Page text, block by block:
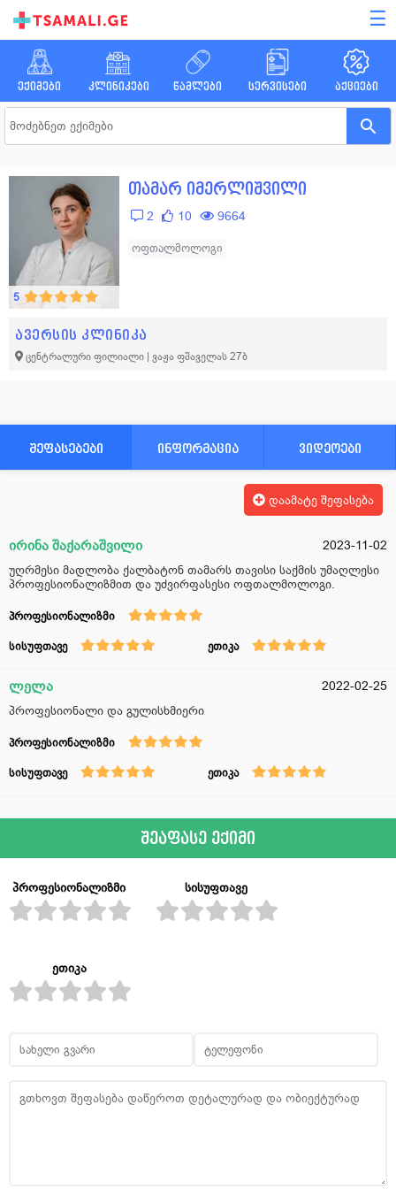
☰
ექიმები კლინიკები წამლები სერვისები აქციები
5
თამარ იმერლიშვილი
2 10 9664
ოფთალმოლოგი
ავერსის კლინიკა
ცენტრალური ფილიალი | ვაჟა ფშაველას 27ბ
შეფასებები ინფორმაცია ვიდეოები
დაამატე შეფასება
ირინა შაქარაშვილი
2023-11-02
უღრმესი მადლობა ქალბატონ თამარს თავისი საქმის უმაღლესი
პროფესიონალიზმით და უძვირფასესი ოფთალმოლოგი.
პროფესიონალიზმი
სისუფთავე ეთიკა
ლელა
2022-02-25
პროფესიონალი და გულისხმიერი
პროფესიონალიზმი
სისუფთავე ეთიკა
შეაფასე ექიმი
პროფესიონალიზმი სისუფთავე
ეთიკა